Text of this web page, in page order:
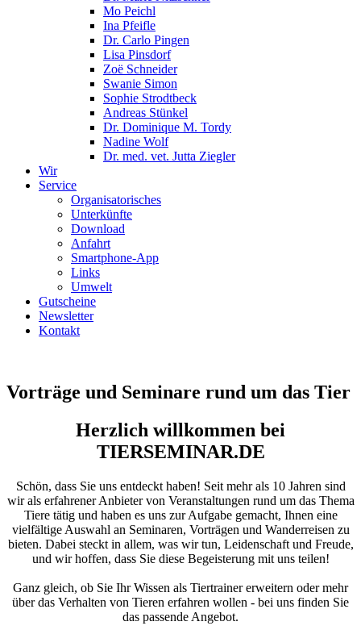
Mo Peichl
Ina Pfeifle
Dr. Carlo Pingen
Lisa Pinsdorf
Zoë Schneider
Swanie Simon
Sophie Strodtbeck
Andreas Stünkel
Dr. Dominique M. Tordy
Nadine Wolf
Dr. med. vet. Jutta Ziegler
Wir
Service
Organisatorisches
Unterkünfte
Download
Anfahrt
Smartphone-App
Links
Umwelt
Gutscheine
Newsletter
Kontakt
Vorträge und Seminare rund um das Tier
Herzlich willkommen bei
TIERSEMINAR.DE
Schön, dass Sie uns entdeckt haben! Seit mehr als 10 Jahren sind
wir als erfahrener Anbieter von Veranstaltungen rund um das Thema
Tiere tätig und haben es uns zur Aufgabe gemacht, Ihnen eine
vielfältige Auswahl an Seminaren, Vorträgen und Wanderreisen zu
bieten. Dabei steckt in allem, was wir tun, Leidenschaft und Freude,
und wir hoffen, dass Sie diese Begeisterung mit uns teilen!
Ganz gleich, ob Sie Ihr Wissen als Tiertrainer erweitern oder mehr
über das Verhalten von Tieren erfahren wollen - bei uns finden Sie
das passende Angebot.